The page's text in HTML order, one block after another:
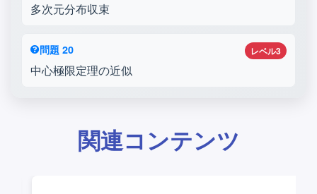
多次元分布収束
レベル3
問題 20
中心極限定理の近似
関連コンテンツ